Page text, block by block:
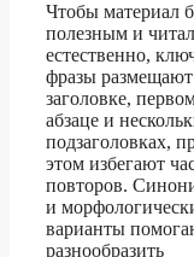
Чтобы материал
полезным и
естественно,
фразы
заголовке,
абзаце и
подзаголовках,
этом избегают
повторов.
и
варианты
разнообразить